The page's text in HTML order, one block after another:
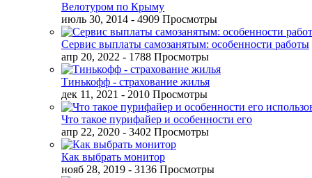
Велотуром по Крыму
июль 30, 2014 - 4909 Просмотры
Сервис выплаты самозанятым: особенности работы
апр 20, 2022 - 1788 Просмотры
Тинькофф - страхование жилья
дек 11, 2021 - 2010 Просмотры
Что такое пурифайер и особенности его
апр 22, 2020 - 3402 Просмотры
Как выбрать монитор
нояб 28, 2019 - 3136 Просмотры